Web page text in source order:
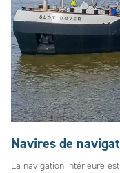
Navires de
La navigation intérieure